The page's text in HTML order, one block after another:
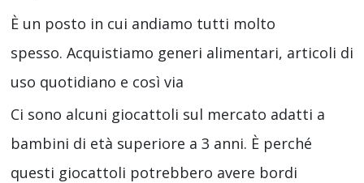
È un posto in cui andiamo tutti molto
spesso. Acquistiamo generi alimentari, articoli di
uso quotidiano e così via
Ci sono alcuni giocattoli sul mercato adatti a
bambini di età superiore a 3 anni. È perché
questi giocattoli potrebbero avere bordi